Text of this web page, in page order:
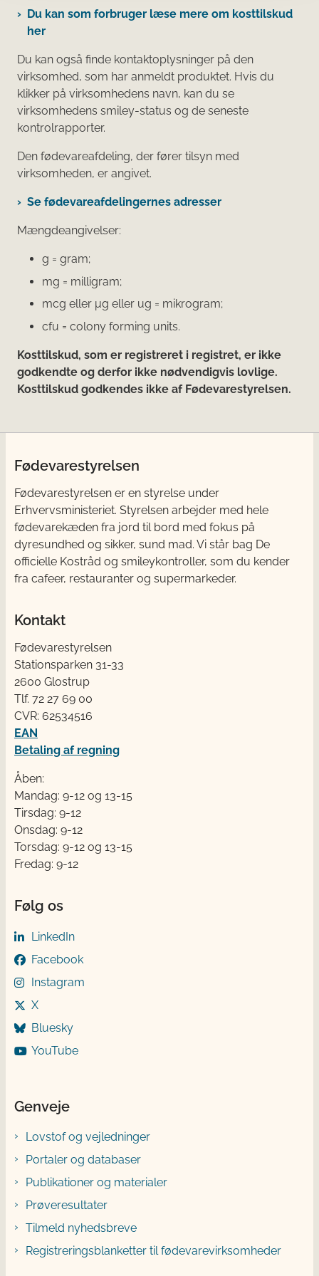
Du kan som forbruger læse mere om kosttilskud
her
Du kan også finde kontaktoplysninger på den
virksomhed, som har anmeldt produktet. Hvis du
klikker på virksomhedens navn, kan du se
virksomhedens smiley-status og de seneste
kontrolrapporter.
Den fødevareafdeling, der fører tilsyn med
virksomheden, er angivet.
Se fødevareafdelingernes adresser
Mængdeangivelser:
g = gram;
mg = milligram;
mcg eller μg eller ug = mikrogram;
cfu = colony forming units.
Kosttilskud, som er registreret i registret, er ikke
godkendte og derfor ikke nødvendigvis lovlige.
Kosttilskud godkendes ikke af Fødevarestyrelsen.
Fødevarestyrelsen
Fødevarestyrelsen er en styrelse under
Erhvervsministeriet. Styrelsen arbejder med hele
fødevarekæden fra jord til bord med fokus på
dyresundhed og sikker, sund mad. Vi står bag De
officielle Kostråd og smileykontroller, som du kender
fra cafeer, restauranter og supermarkeder.
Kontakt
Fødevarestyrelsen
Stationsparken 31-33
2600 Glostrup
Tlf. 72 2​​​7 69 00
CVR: 62534516
EAN
Betaling af regning
Åben:
Mandag: 9-12 og 13-15
Tirsdag: 9-12
Onsdag: 9-12
Torsdag: 9-12 og 13-15
Fredag: 9-12
Følg os
LinkedIn
Facebook
Instagram
X
Bluesky
YouTube
Genveje
Lovstof og vejledninger
Portaler og databaser
Publikationer og materialer
Prøveresultater
Tilmeld nyhedsbreve
Registreringsblanketter til fødevarevirksomheder